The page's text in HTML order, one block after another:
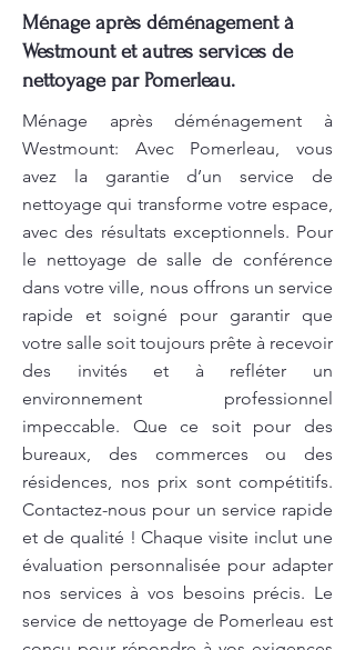
Ménage après déménagement à
Westmount et autres services de
nettoyage par Pomerleau.
Ménage après déménagement à
Westmount: Avec Pomerleau, vous
avez la garantie d’un service de
nettoyage qui transforme votre espace,
avec des résultats exceptionnels. Pour
le nettoyage de salle de conférence
dans votre ville, nous offrons un service
rapide et soigné pour garantir que
votre salle soit toujours prête à recevoir
des invités et à refléter un
environnement professionnel
impeccable. Que ce soit pour des
bureaux, des commerces ou des
résidences, nos prix sont compétitifs.
Contactez-nous pour un service rapide
et de qualité ! Chaque visite inclut une
évaluation personnalisée pour adapter
nos services à vos besoins précis. Le
service de nettoyage de Pomerleau est